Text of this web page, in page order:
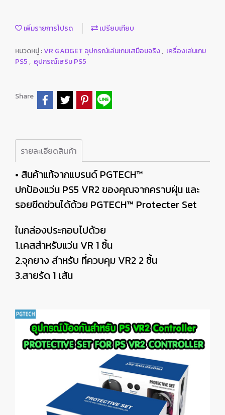
เพิ่มรายการโปรด เปรียบเทียบ
หมวดหมู่ :VR GADGET อุปกรณ์เล่นเกมเสมือนจริง, เครื่องเล่นเกม
PS5 , อุปกรณ์เสริม PS5
Share
รายละเอียดสินค้า
• สินค้าแท้จากแบรนด์ PGTECH™
ปกป้องแว่น PS5 VR2 ของคุณจากคราบฝุ่น และ
รอยขีดข่วนได้ด้วย PGTECH™ Protecter Set
ในกล่องประกอบไปด้วย
1.เคสสำหรับแว่น VR 1 ชิ้น
2.จุกยาง สำหรับ ที่ควบคุม VR2 2 ชิ้น
3.สายรัด 1 เส้น